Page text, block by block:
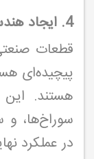
4. ایجاد هندسه‌های پیچیده
قطعات
هستند. این
سوراخ‌ها،
در عملکرد